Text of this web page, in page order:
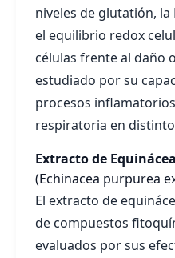
niveles de glutatión, la
el equilibrio redox
células frente al daño
estudiado por su
procesos
respiratoria en
Extracto de
(Echinacea purpurea
El extracto de
de compuestos
evaluados por sus